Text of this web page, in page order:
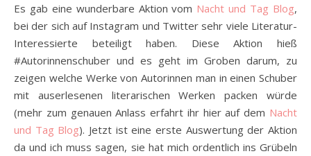
Es gab eine wunderbare Aktion vom Nacht und Tag Blog,
bei der sich auf Instagram und Twitter sehr viele Literatur-
Interessierte beteiligt haben. Diese Aktion hieß
#Autorinnenschuber und es geht im Groben darum, zu
zeigen welche Werke von Autorinnen man in einen Schuber
mit auserlesenen literarischen Werken packen würde
(mehr zum genauen Anlass erfahrt ihr hier auf dem Nacht
und Tag Blog). Jetzt ist eine erste Auswertung der Aktion
da und ich muss sagen, sie hat mich ordentlich ins Grübeln